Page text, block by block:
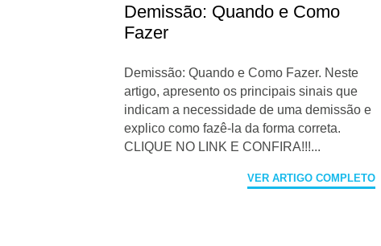
Demissão: Quando e Como
Fazer
Demissão: Quando e Como Fazer. Neste
artigo, apresento os principais sinais que
indicam a necessidade de uma demissão e
explico como fazê-la da forma correta.
CLIQUE NO LINK E CONFIRA!!!...
VER ARTIGO COMPLETO